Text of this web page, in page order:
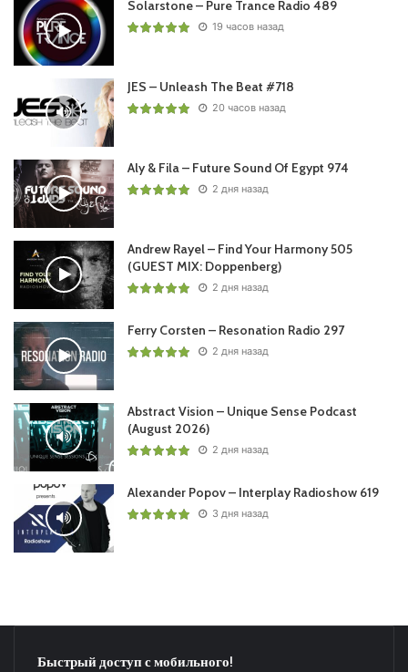
Пользовательская оценка: Будь первым !
Solarstone – Pure Trance Radio 489
19 часов назад
JES – Unleash The Beat #718
20 часов назад
Aly & Fila – Future Sound Of Egypt 974
2 дня назад
Andrew Rayel – Find Your Harmony 505
(GUEST MIX: Doppenberg)
2 дня назад
Ferry Corsten – Resonation Radio 297
2 дня назад
Abstract Vision – Unique Sense Podcast
(August 2026)
2 дня назад
Alexander Popov – Interplay Radioshow 619
3 дня назад
Быстрый доступ с мобильного!